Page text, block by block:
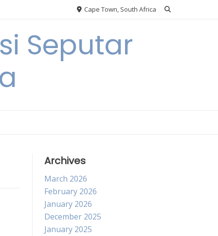
Cape Town, South Africa
Seputar
Archives
March 2026
February 2026
January 2026
December 2025
January 2025